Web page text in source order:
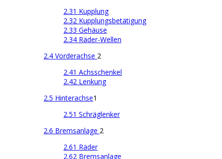
2.31 Kupplung
2.32 Kupplungsbetätigung
2.33 Gehäuse
2.34 Räder-Wellen
2.4 Vorderachse 2
2.41 Achsschenkel
2.42 Lenkung
2.5 Hinterachse1
2.51 Schräglenker
2.6 Bremsanlage 2
2.61 Räder
2.62 Bremsanlage